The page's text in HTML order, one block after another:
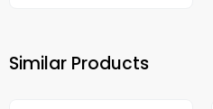
Similar Products